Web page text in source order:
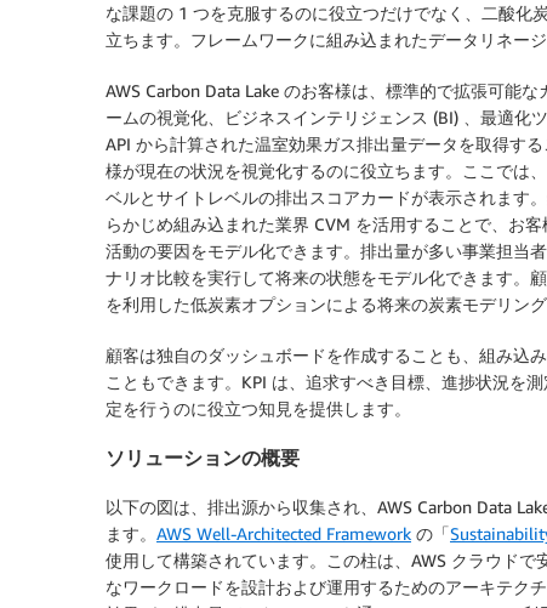
な課題の 1 つを克服するのに役立つだけでなく、二酸化
立ちます。フレームワークに組み込まれたデータリネー
AWS Carbon Data Lake のお客様は、標準的で拡張可能
ームの視覚化、ビジネスインテリジェンス (BI) 、最適化
API から計算された温室効果ガス排出量データを取得す
様が現在の状況を視覚化するのに役立ちます。ここでは
ベルとサイトレベルの排出スコアカードが表示されます
らかじめ組み込まれた業界 CVM を活用することで、お
活動の要因をモデル化できます。排出量が多い事業担当
ナリオ比較を実行して将来の状態をモデル化できます。
を利用した低炭素オプションによる将来の炭素モデリン
顧客は独自のダッシュボードを作成することも、組み込
こともできます。KPI は、追求すべき目標、進捗状況を
定を行うのに役立つ知見を提供します。
ソリューションの概要
以下の図は、排出源から収集され、AWS Carbon Data
ます。 AWS Well-Architected Framework の「
使用して構築されています。この柱は、AWS クラウド
なワークロードを設計および運用するためのアーキテク